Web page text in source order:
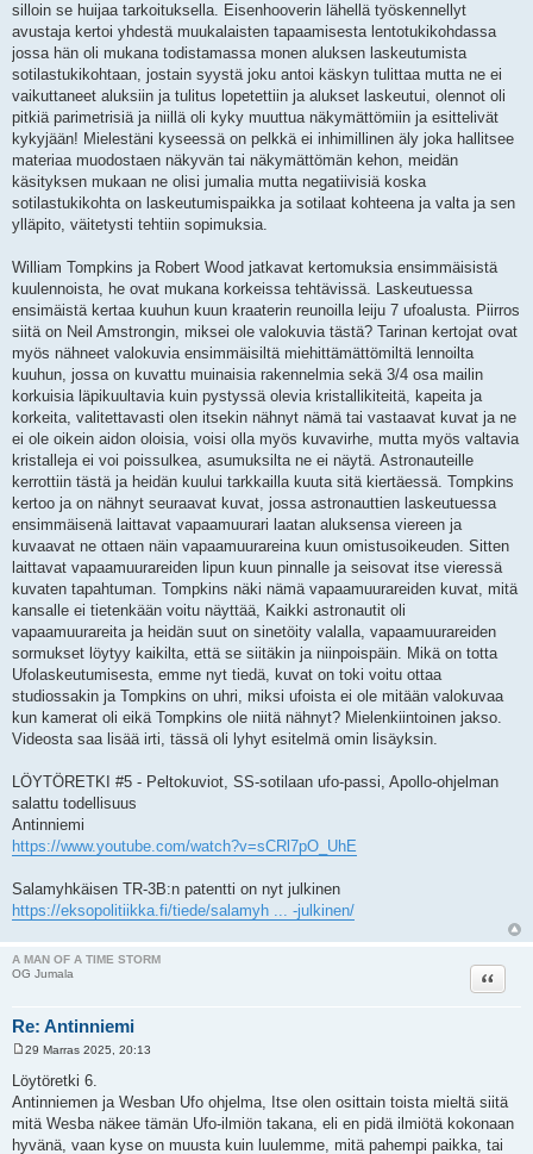
silloin se huijaa tarkoituksella. Eisenhooverin lähellä työskennellyt
avustaja kertoi yhdestä muukalaisten tapaamisesta lentotukikohdassa
jossa hän oli mukana todistamassa monen aluksen laskeutumista
sotilastukikohtaan, jostain syystä joku antoi käskyn tulittaa mutta ne ei
vaikuttaneet aluksiin ja tulitus lopetettiin ja alukset laskeutui, olennot oli
pitkiä parimetrisiä ja niillä oli kyky muuttua näkymättömiin ja esittelivät
kykyjään! Mielestäni kyseessä on pelkkä ei inhimillinen äly joka hallitsee
materiaa muodostaen näkyvän tai näkymättömän kehon, meidän
käsityksen mukaan ne olisi jumalia mutta negatiivisiä koska
sotilastukikohta on laskeutumispaikka ja sotilaat kohteena ja valta ja sen
ylläpito, väitetysti tehtiin sopimuksia.
William Tompkins ja Robert Wood jatkavat kertomuksia ensimmäisistä
kuulennoista, he ovat mukana korkeissa tehtävissä. Laskeutuessa
ensimäistä kertaa kuuhun kuun kraaterin reunoilla leiju 7 ufoalusta. Piirros
siitä on Neil Amstrongin, miksei ole valokuvia tästä? Tarinan kertojat ovat
myös nähneet valokuvia ensimmäisiltä miehittämättömiltä lennoilta
kuuhun, jossa on kuvattu muinaisia rakennelmia sekä 3/4 osa mailin
korkuisia läpikuultavia kuin pystyssä olevia kristallikiteitä, kapeita ja
korkeita, valitettavasti olen itsekin nähnyt nämä tai vastaavat kuvat ja ne
ei ole oikein aidon oloisia, voisi olla myös kuvavirhe, mutta myös valtavia
kristalleja ei voi poissulkea, asumuksilta ne ei näytä. Astronauteille
kerrottiin tästä ja heidän kuului tarkkailla kuuta sitä kiertäessä. Tompkins
kertoo ja on nähnyt seuraavat kuvat, jossa astronauttien laskeutuessa
ensimmäisenä laittavat vapaamuurari laatan aluksensa viereen ja
kuvaavat ne ottaen näin vapaamuurareina kuun omistusoikeuden. Sitten
laittavat vapaamuurareiden lipun kuun pinnalle ja seisovat itse vieressä
kuvaten tapahtuman. Tompkins näki nämä vapaamuurareiden kuvat, mitä
kansalle ei tietenkään voitu näyttää, Kaikki astronautit oli
vapaamuurareita ja heidän suut on sinetöity valalla, vapaamuurareiden
sormukset löytyy kaikilta, että se siitäkin ja niinpoispäin. Mikä on totta
Ufolaskeutumisesta, emme nyt tiedä, kuvat on toki voitu ottaa
studiossakin ja Tompkins on uhri, miksi ufoista ei ole mitään valokuvaa
kun kamerat oli eikä Tompkins ole niitä nähnyt? Mielenkiintoinen jakso.
Videosta saa lisää irti, tässä oli lyhyt esitelmä omin lisäyksin.
LÖYTÖRETKI #5 - Peltokuviot, SS-sotilaan ufo-passi, Apollo-ohjelman
salattu todellisuus
Antinniemi
https://www.youtube.com/watch?v=sCRl7pO_UhE
Salamyhkäisen TR-3B:n patentti on nyt julkinen
https://eksopolitiikka.fi/tiede/salamyh ... -julkinen/
A MAN OF A TIME STORM
OG Jumala
Re: Antinniemi
Lainaa
i
e
s
t
i
29 Marras 2025, 20:13
Löytöretki 6.
Antinniemen ja Wesban Ufo ohjelma, Itse olen osittain toista mieltä siitä
mitä Wesba näkee tämän Ufo-ilmiön takana, eli en pidä ilmiötä kokonaan
hyvänä, vaan kyse on muusta kuin luulemme, mitä pahempi paikka, tai